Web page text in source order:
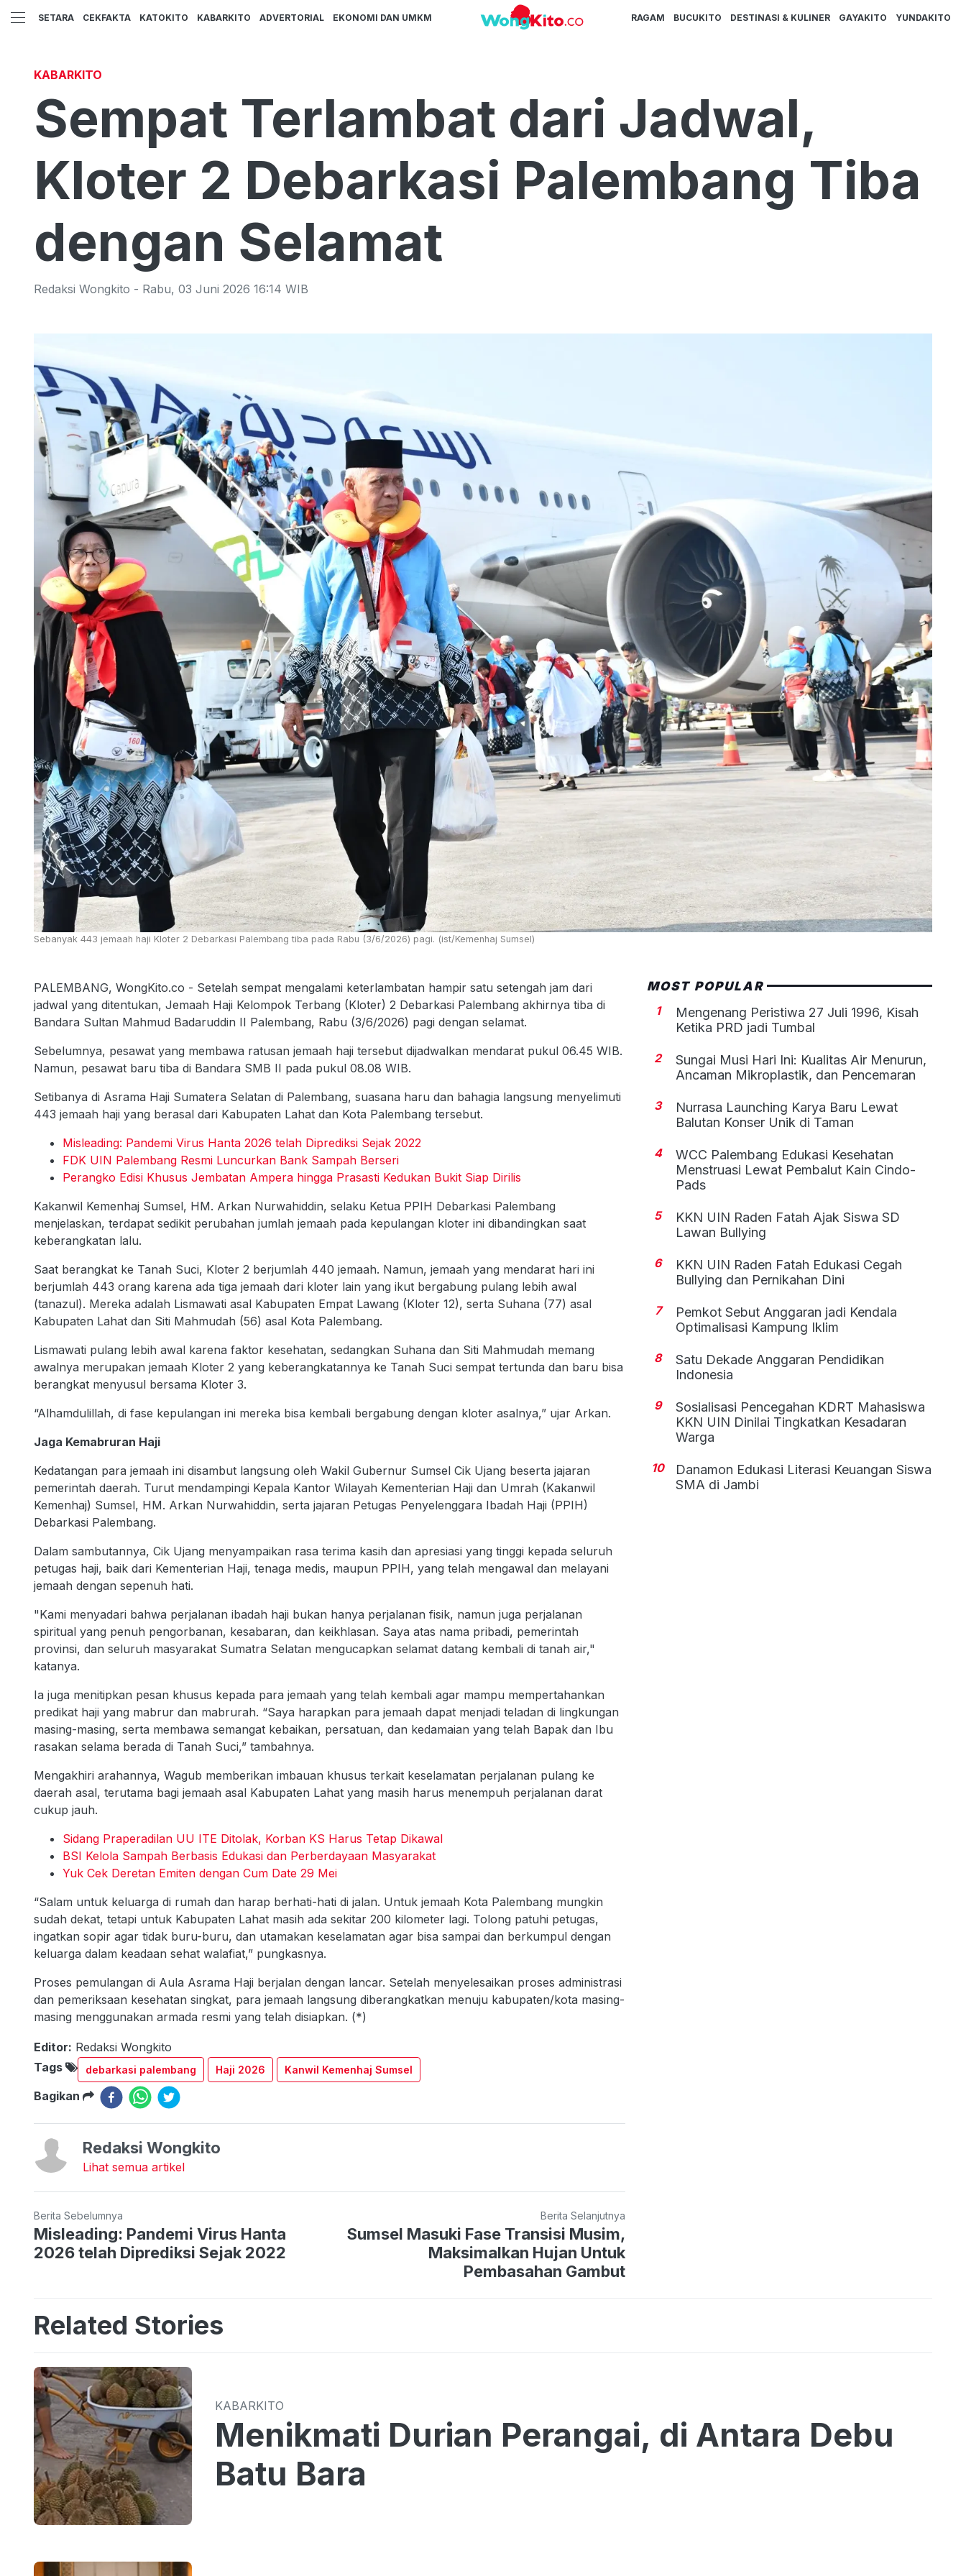
SETARA CEKFAKTA KATOKITO KABARKITO ADVERTORIAL EKONOMI DAN UMKM RAGAM BUCUKITO DESTINASI & KULINER GAYAKITO YUNDAKITO
KABARKITO
Sempat Terlambat dari Jadwal,
Kloter 2 Debarkasi Palembang Tiba
dengan Selamat
Redaksi Wongkito - Rabu, 03 Juni 2026 16:14 WIB
Sebanyak 443 jemaah haji Kloter 2 Debarkasi Palembang tiba pada Rabu (3/6/2026) pagi. (ist/Kemenhaj Sumsel)
PALEMBANG, WongKito.co - Setelah sempat mengalami keterlambatan hampir satu setengah jam dari
jadwal yang ditentukan, Jemaah Haji Kelompok Terbang (Kloter) 2 Debarkasi Palembang akhirnya tiba di
Bandara Sultan Mahmud Badaruddin II Palembang, Rabu (3/6/2026) pagi dengan selamat.
Sebelumnya, pesawat yang membawa ratusan jemaah haji tersebut dijadwalkan mendarat pukul 06.45 WIB.
Namun, pesawat baru tiba di Bandara SMB II pada pukul 08.08 WIB.
Setibanya di Asrama Haji Sumatera Selatan di Palembang, suasana haru dan bahagia langsung menyelimuti
443 jemaah haji yang berasal dari Kabupaten Lahat dan Kota Palembang tersebut.
Misleading: Pandemi Virus Hanta 2026 telah Diprediksi Sejak 2022
FDK UIN Palembang Resmi Luncurkan Bank Sampah Berseri
Perangko Edisi Khusus Jembatan Ampera hingga Prasasti Kedukan Bukit Siap Dirilis
Kakanwil Kemenhaj Sumsel, HM. Arkan Nurwahiddin, selaku Ketua PPIH Debarkasi Palembang
menjelaskan, terdapat sedikit perubahan jumlah jemaah pada kepulangan kloter ini dibandingkan saat
keberangkatan lalu.
Saat berangkat ke Tanah Suci, Kloter 2 berjumlah 440 jemaah. Namun, jemaah yang mendarat hari ini
berjumlah 443 orang karena ada tiga jemaah dari kloter lain yang ikut bergabung pulang lebih awal
(tanazul). Mereka adalah Lismawati asal Kabupaten Empat Lawang (Kloter 12), serta Suhana (77) asal
Kabupaten Lahat dan Siti Mahmudah (56) asal Kota Palembang.
Lismawati pulang lebih awal karena faktor kesehatan, sedangkan Suhana dan Siti Mahmudah memang
awalnya merupakan jemaah Kloter 2 yang keberangkatannya ke Tanah Suci sempat tertunda dan baru bisa
berangkat menyusul bersama Kloter 3.
“Alhamdulillah, di fase kepulangan ini mereka bisa kembali bergabung dengan kloter asalnya,” ujar Arkan.
Jaga Kemabruran Haji
Kedatangan para jemaah ini disambut langsung oleh Wakil Gubernur Sumsel Cik Ujang beserta jajaran
pemerintah daerah. Turut mendampingi Kepala Kantor Wilayah Kementerian Haji dan Umrah (Kakanwil
Kemenhaj) Sumsel, HM. Arkan Nurwahiddin, serta jajaran Petugas Penyelenggara Ibadah Haji (PPIH)
Debarkasi Palembang.
Dalam sambutannya, Cik Ujang menyampaikan rasa terima kasih dan apresiasi yang tinggi kepada seluruh
petugas haji, baik dari Kementerian Haji, tenaga medis, maupun PPIH, yang telah mengawal dan melayani
jemaah dengan sepenuh hati.
"Kami menyadari bahwa perjalanan ibadah haji bukan hanya perjalanan fisik, namun juga perjalanan
spiritual yang penuh pengorbanan, kesabaran, dan keikhlasan. Saya atas nama pribadi, pemerintah
provinsi, dan seluruh masyarakat Sumatra Selatan mengucapkan selamat datang kembali di tanah air,"
katanya.
Ia juga menitipkan pesan khusus kepada para jemaah yang telah kembali agar mampu mempertahankan
predikat haji yang mabrur dan mabrurah. “Saya harapkan para jemaah dapat menjadi teladan di lingkungan
masing-masing, serta membawa semangat kebaikan, persatuan, dan kedamaian yang telah Bapak dan Ibu
rasakan selama berada di Tanah Suci,” tambahnya.
Mengakhiri arahannya, Wagub memberikan imbauan khusus terkait keselamatan perjalanan pulang ke
daerah asal, terutama bagi jemaah asal Kabupaten Lahat yang masih harus menempuh perjalanan darat
cukup jauh.
Sidang Praperadilan UU ITE Ditolak, Korban KS Harus Tetap Dikawal
BSI Kelola Sampah Berbasis Edukasi dan Perberdayaan Masyarakat
Yuk Cek Deretan Emiten dengan Cum Date 29 Mei
“Salam untuk keluarga di rumah dan harap berhati-hati di jalan. Untuk jemaah Kota Palembang mungkin
sudah dekat, tetapi untuk Kabupaten Lahat masih ada sekitar 200 kilometer lagi. Tolong patuhi petugas,
ingatkan sopir agar tidak buru-buru, dan utamakan keselamatan agar bisa sampai dan berkumpul dengan
keluarga dalam keadaan sehat walafiat,” pungkasnya.
Proses pemulangan di Aula Asrama Haji berjalan dengan lancar. Setelah menyelesaikan proses administrasi
dan pemeriksaan kesehatan singkat, para jemaah langsung diberangkatkan menuju kabupaten/kota masing-
masing menggunakan armada resmi yang telah disiapkan. (*)
Editor: Redaksi Wongkito
Tags
debarkasi palembang Haji 2026 Kanwil Kemenhaj Sumsel
Bagikan
Redaksi Wongkito
Lihat semua artikel
Berita Sebelumnya
Misleading: Pandemi Virus Hanta
2026 telah Diprediksi Sejak 2022
Berita Selanjutnya
Sumsel Masuki Fase Transisi Musim,
Maksimalkan Hujan Untuk
Pembasahan Gambut
MOST POPULAR
1
Mengenang Peristiwa 27 Juli 1996, Kisah
Ketika PRD jadi Tumbal
2
Sungai Musi Hari Ini: Kualitas Air Menurun,
Ancaman Mikroplastik, dan Pencemaran
3
Nurrasa Launching Karya Baru Lewat
Balutan Konser Unik di Taman
4
WCC Palembang Edukasi Kesehatan
Menstruasi Lewat Pembalut Kain Cindo-
Pads
5
KKN UIN Raden Fatah Ajak Siswa SD
Lawan Bullying
6
KKN UIN Raden Fatah Edukasi Cegah
Bullying dan Pernikahan Dini
7
Pemkot Sebut Anggaran jadi Kendala
Optimalisasi Kampung Iklim
8
Satu Dekade Anggaran Pendidikan
Indonesia
9
Sosialisasi Pencegahan KDRT Mahasiswa
KKN UIN Dinilai Tingkatkan Kesadaran
Warga
10
Danamon Edukasi Literasi Keuangan Siswa
SMA di Jambi
Related Stories
KABARKITO
Menikmati Durian Perangai, di Antara Debu
Batu Bara